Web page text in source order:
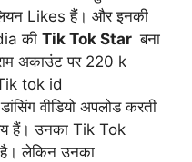
Likes हैं। और इनकी
की Tik Tok Star बना
अकाउंट पर 220 k
tok id
वीडियो अपलोड करती
हैं। उनका Tik Tok
लेकिन उनका